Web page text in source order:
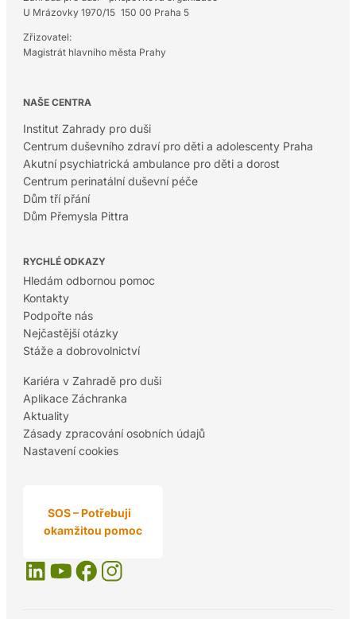
U Mrázovky 1970/15 150 00 Praha 5
Zřizovatel:
Magistrát hlavního města Prahy
NAŠE CENTRA
Institut Zahrady pro duši
Centrum duševního zdraví pro děti a adolescenty Praha
Akutní psychiatrická ambulance pro děti a dorost
Centrum perinatální duševní péče
Dům tří přání
Dům Přemysla Pittra
RYCHLÉ ODKAZY
Hledám odbornou pomoc
Kontakty
Podpořte nás
Nejčastější otázky
Stáže a dobrovolnictví
Kariéra v Zahradě pro duši
Aplikace Záchranka
Aktuality
Zásady zpracování osobních údajů
Nastavení cookies
SOS – Potřebuji
okamžitou pomoc